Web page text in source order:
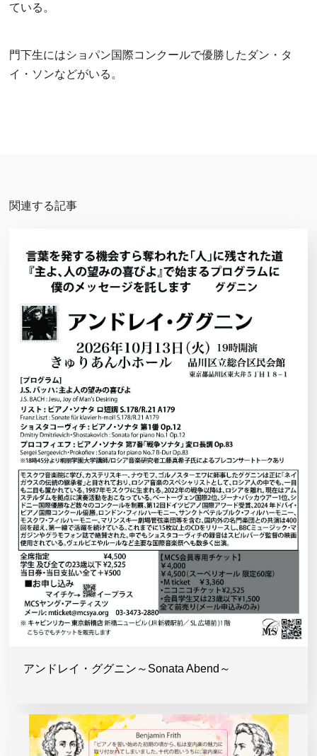
ている。
門下生にはショパン国際コンクールで優勝したダン・タ
イ・ソンなどがいる。
関連する記事
アンドレイ・ググニン～Sonata Abend～